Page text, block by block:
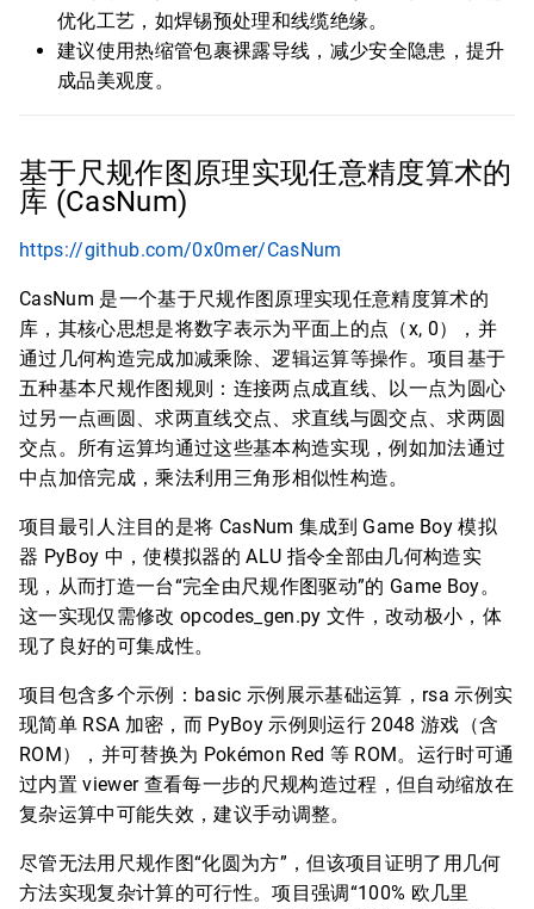
优化工艺，如焊锡预处理和线缆绝缘。
建议使用热缩管包裹裸露导线，减少安全隐患，提升
成品美观度。
基于尺规作图原理实现任意精度算术的
库 (CasNum)
https://github.com/0x0mer/CasNum
CasNum 是一个基于尺规作图原理实现任意精度算术的
库，其核心思想是将数字表示为平面上的点（x, 0），并
通过几何构造完成加减乘除、逻辑运算等操作。项目基于
五种基本尺规作图规则：连接两点成直线、以一点为圆心
过另一点画圆、求两直线交点、求直线与圆交点、求两圆
交点。所有运算均通过这些基本构造实现，例如加法通过
中点加倍完成，乘法利用三角形相似性构造。
项目最引人注目的是将 CasNum 集成到 Game Boy 模拟
器 PyBoy 中，使模拟器的 ALU 指令全部由几何构造实
现，从而打造一台“完全由尺规作图驱动”的 Game Boy。
这一实现仅需修改 opcodes_gen.py 文件，改动极小，体
现了良好的可集成性。
项目包含多个示例：basic 示例展示基础运算，rsa 示例实
现简单 RSA 加密，而 PyBoy 示例则运行 2048 游戏（含
ROM），并可替换为 Pokémon Red 等 ROM。运行时可通
过内置 viewer 查看每一步的尺规构造过程，但自动缩放在
复杂运算中可能失效，建议手动调整。
尽管无法用尺规作图“化圆为方”，但该项目证明了用几何
方法实现复杂计算的可行性。项目强调“100% 欧几里